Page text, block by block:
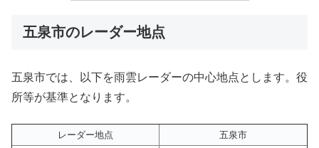
五泉市のレーダー地点
五泉市では、以下を雨雲レーダーの中心地点とします。役
所等が基準となります。
レーダー地点
五泉市